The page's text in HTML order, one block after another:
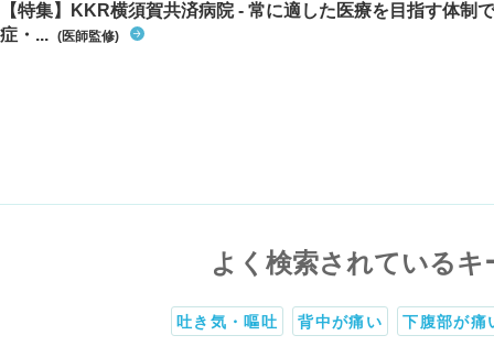
【特集】KKR横須賀共済病院 - 常に適した医療を目指す体制
症・... (医師監修)
よく検索されているキ
吐き気・嘔吐 背中が痛い 下腹部が痛